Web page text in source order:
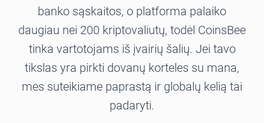
banko sąskaitos, o platforma palaiko
daugiau nei 200 kriptovaliutų, todėl CoinsBee
tinka vartotojams iš įvairių šalių. Jei tavo
tikslas yra pirkti dovanų korteles su mana,
mes suteikiame paprastą ir globalų kelią tai
padaryti.